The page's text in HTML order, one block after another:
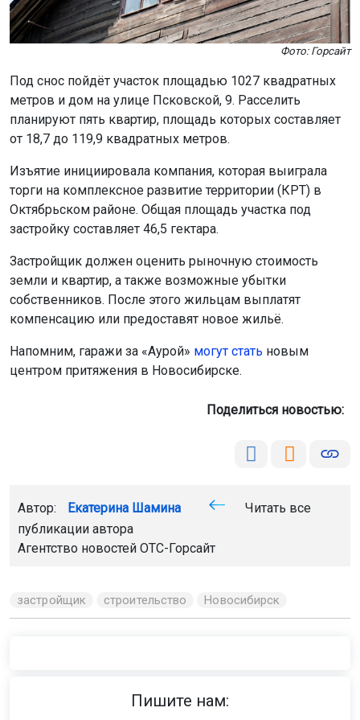
метров и дом на улице Псковской, 9. Расселить
планируют пять квартир, площадь которых составляет
Изъятие инициировала компания, которая выиграла
торги на комплексное развитие территории (КРТ) в
Октябрьском районе. Общая площадь участка под
застройку составляет 46,5 гектара.
Застройщик должен оценить рыночную стоимость
земли и квартир, а также возможные убытки
собственников. После этого жильцам выплатят
компенсацию или предоставят новое жильё.
Напомним, гаражи за «Аурой»могут статьновым
центром притяжения в Новосибирске.
Поделиться новостью:
Читать все
застройщик строительство Новосибирск
Главная Новости ДТП
Хэтчбек перевернулся на крышу
Петухова столкнулись «Хонда Спайк» и седан «Тойота
Мы используем файлы cookie для корректной работы сайта,
анализа посещаемости и улучшения качества сервиса. Для
аналитики применяются сервисы Яндекс.Метрика,Mail.ru
. Продолжая пользоваться сайтом, вы